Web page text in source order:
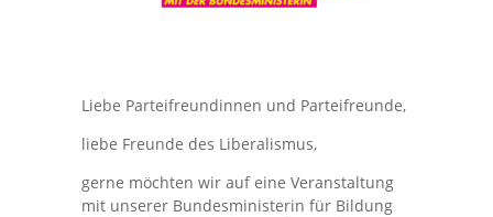
Liebe Parteifreundinnen und Parteifreunde,
liebe Freunde des Liberalismus,
gerne möchten wir auf eine Veranstaltung
mit unserer Bundesministerin für Bildung